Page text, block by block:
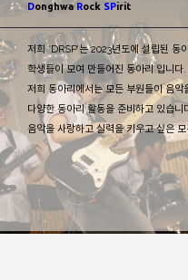
Donghwa Rock SPirit
저희 ‘DRSP’는 2023년도에 설립된 동
학생들이 모여 만들어진 동아리 입니다.
저희 동아리에서는 모든 부원들이 음악
다양한 동아리 활동을 준비하고 있습니
음악을 사랑하고 실력을 키우고 싶은